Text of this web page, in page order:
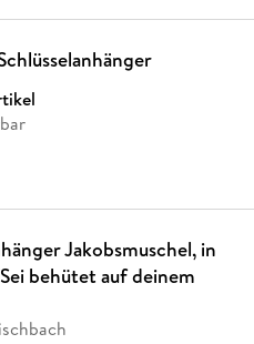
Jakobsmuschel, in
behütet auf deinem